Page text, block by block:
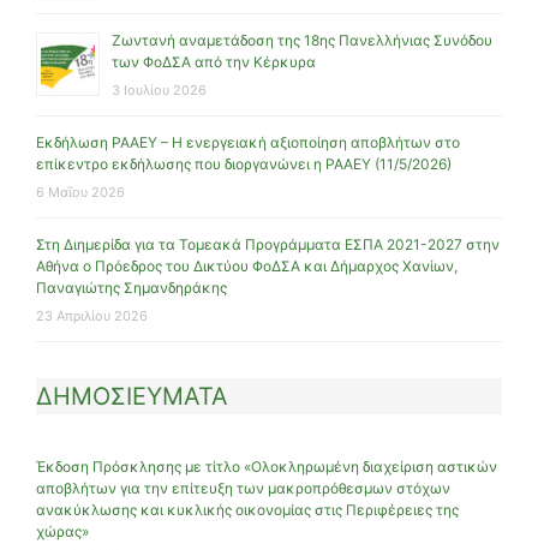
Ζωντανή αναμετάδοση της 18ης Πανελλήνιας Συνόδου
των ΦοΔΣΑ από την Κέρκυρα
3 Ιουλίου 2026
Εκδήλωση ΡΑΑΕΥ – Η ενεργειακή αξιοποίηση αποβλήτων στο
επίκεντρο εκδήλωσης που διοργανώνει η ΡΑΑΕΥ (11/5/2026)
6 Μαΐου 2026
Στη Διημερίδα για τα Τομεακά Προγράμματα ΕΣΠΑ 2021-2027 στην
Αθήνα ο Πρόεδρος του Δικτύου ΦοΔΣΑ και Δήμαρχος Χανίων,
Παναγιώτης Σημανδηράκης
23 Απριλίου 2026
ΔΗΜΟΣΙΕΥΜΑΤΑ
Έκδοση Πρόσκλησης με τίτλο «Ολοκληρωμένη διαχείριση αστικών
αποβλήτων για την επίτευξη των μακροπρόθεσμων στόχων
ανακύκλωσης και κυκλικής οικονομίας στις Περιφέρειες της
χώρας»